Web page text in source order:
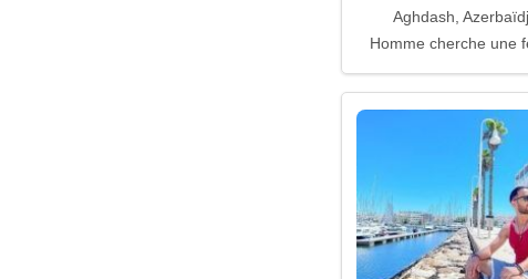
Aghdash,
Homme cherche une